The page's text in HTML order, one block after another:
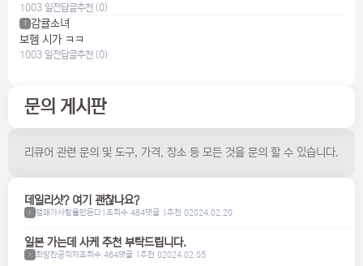
1003 일전답글추천 (0)
1
감귤소녀
보헴 시가 ㅋㅋ
1003 일전답글추천 (0)
문의 게시판
리큐어 관련 문의 및 도구, 가격, 장소 등 모든 것을 문의 할 수 있습니다.
데일리샷? 여기 괜찮나요?
1 맴매가사람을만든다1조회수 484댓글 1추천 02024.02.20
일본 가는데 사케 추천 부탁드립니다.
1 희망찬공직자조회수 464댓글 1추천 02024.02.05